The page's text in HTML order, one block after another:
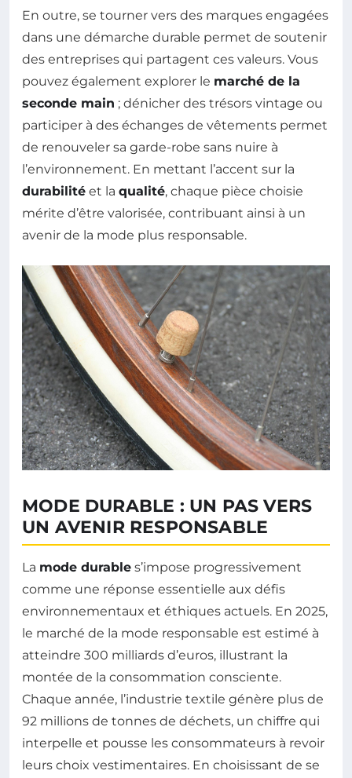
En outre, se tourner vers des marques engagées
dans une démarche durable permet de soutenir
des entreprises qui partagent ces valeurs. Vous
pouvez également explorer le marché de la
seconde main ; dénicher des trésors vintage ou
participer à des échanges de vêtements permet
de renouveler sa garde-robe sans nuire à
l’environnement. En mettant l’accent sur la
durabilité et la qualité, chaque pièce choisie
mérite d’être valorisée, contribuant ainsi à un
avenir de la mode plus responsable.
MODE DURABLE : UN PAS VERS
UN AVENIR RESPONSABLE
La mode durable s’impose progressivement
comme une réponse essentielle aux défis
environnementaux et éthiques actuels. En 2025,
le marché de la mode responsable est estimé à
atteindre 300 milliards d’euros, illustrant la
montée de la consommation consciente.
Chaque année, l’industrie textile génère plus de
92 millions de tonnes de déchets, un chiffre qui
interpelle et pousse les consommateurs à revoir
leurs choix vestimentaires. En choisissant de se